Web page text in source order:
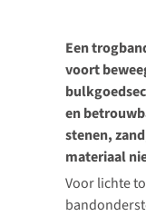
Een
voort
en
stenen,
materiaal
Voor lichte